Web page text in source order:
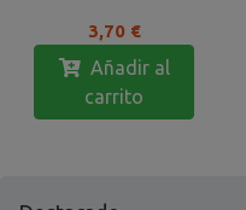
3,70 €
Añadir al
carrito